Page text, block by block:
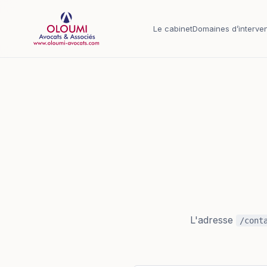
Le cabinetDomaines
L'adresse /